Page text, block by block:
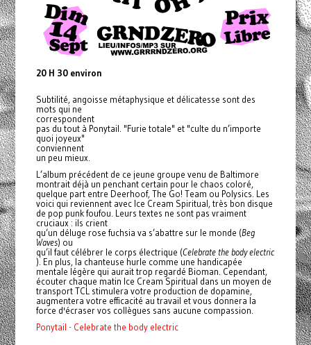
20 H 30 environ
Subtilité, angoisse métaphysique et délicatesse sont des
mots qui ne
correspondent
pas du tout à Ponytail. "Furie totale" et "culte du n’importe
quoi joyeux"
conviennent
un peu mieux.
L’album précédent de ce jeune groupe venu de Baltimore
montrait déjà un penchant certain pour le chaos coloré,
quelque part entre Deerhoof, The Go! Team ou Polysics. Les
voici qui reviennent avec Ice Cream Spiritual, très bon disque
de pop punk foufou. Leurs textes ne sont pas vraiment
cruciaux : ils crient
qu’un déluge rose fuchsia va s’abattre sur le monde (Beg
Waves) ou
qu’il faut célébrer le corps électrique (Celebrate the body electric
). En plus, la chanteuse hurle comme une handicapée
mentale légère qui aurait trop regardé Bioman. Cependant,
écouter chaque matin Ice Cream Spiritual dans un moyen de
transport TCL stimulera votre production de dopamine,
augmentera votre efficacité au travail et vous donnera la
force d'écraser vos collègues sans aucune compassion.
Ponytail - Celebrate the body electric